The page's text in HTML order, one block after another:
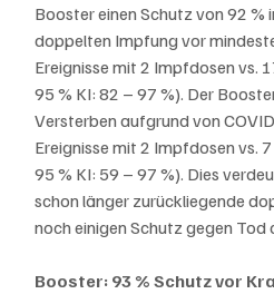
Booster einen Schutz von 92 %
doppelten Impfung vor
Ereignisse mit 2 Impfdosen vs.
95 % KI: 82 – 97 %). Der
Versterben aufgrund von
Ereignisse mit 2 Impfdosen vs.
95 % KI: 59 – 97 %). Dies
schon länger zurückliegende
noch einigen Schutz gegen Tod
Booster: 93 % Schutz vor